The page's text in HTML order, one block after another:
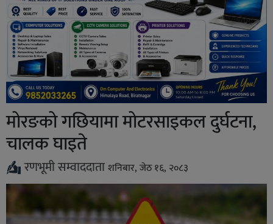
मोरङको गछियामा मोटरसाइकल दुर्घटना,
चालक घाइते
रणभूमी सम्वाददाताशनिबार, जेठ १६, २०८३